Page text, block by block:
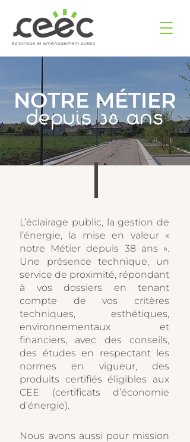
NOTRE MÉTIER
depuis 38 ans
L’éclairage public, la gestion de
l’énergie, la mise en valeur «
notre Métier depuis 38 ans ».
Une présence technique, un
service de proximité, répondant
à vos dossiers en tenant
compte de vos critères
techniques, esthétiques,
environnementaux et
financiers, avec des conseils,
des études en respectant les
normes en vigueur, des
produits certifiés éligibles aux
CEE (certificats d’économie
d’énergie).
Nous avons aussi pour mission